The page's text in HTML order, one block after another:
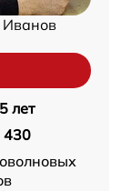
Иванов
5 лет
430